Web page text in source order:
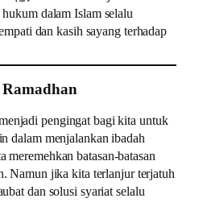
dalam Islam selalu
dan kasih sayang terhadap
pengingat bagi kita untuk
dalam menjalankan ibadah
meremehkan batasan-batasan
Namun jika kita terlanjur terjatuh
dan solusi syariat selalu